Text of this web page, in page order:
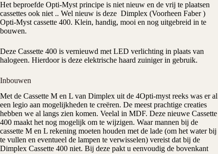
Het beproefde Opti-Myst principe is niet nieuw en de vrij te plaatsen
cassettes ook niet .. Wel nieuw is deze Dimplex (Voorheen Faber)
Opti-Myst cassette 400. Klein, handig, mooi en nog uitgebreid in te
bouwen.
Deze Cassette 400 is vernieuwd met LED verlichting in plaats van
halogeen. Hierdoor is deze elektrische haard zuiniger in gebruik.
Inbouwen
Met de Cassette M en L van Dimplex uit de 4Opti-myst reeks was er al
een legio aan mogelijkheden te creëren. De meest prachtige creaties
hebben we al langs zien komen. Veelal in MDF. Deze nieuwe Cassette
400 maakt het nog mogelijk om te wijzigen. Waar mannen bij de
cassette M en L rekening moeten houden met de lade (om het water bij
te vullen en eventueel de lampen te verwisselen) vereist dat bij de
Dimplex Cassette 400 niet. Bij deze pakt u eenvoudig de bovenkant